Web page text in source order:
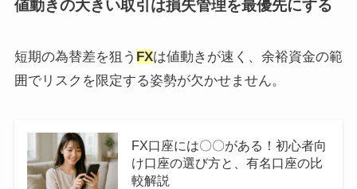
値動きの大きい取引は損失管理を最優先にする
短期の為替差を狙う FXは値動きが速く、余裕資金の範
囲でリスクを限定する姿勢が欠かせません。
FX口座には〇〇がある！初心者向
け口座の選び方と、有名口座の比
較解説